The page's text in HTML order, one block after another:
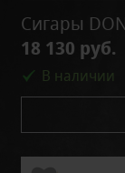
Сигары
18 130 руб.
В наличии